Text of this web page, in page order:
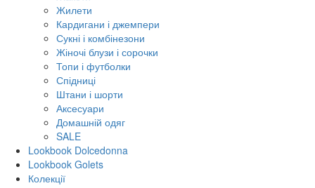
Жилети
Кардигани і джемпери
Сукні і комбінезони
Жіночі блузи і сорочки
Топи і футболки
Спідниці
Штани і шорти
Аксесуари
Домашній одяг
SALE
Lookbook Dolcedonna
Lookbook Golets
Колекції